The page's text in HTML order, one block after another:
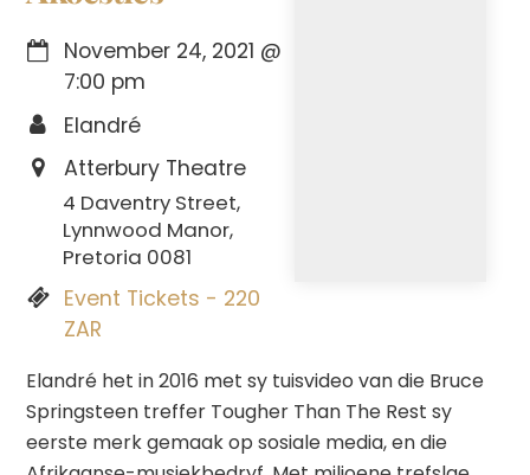
November 24, 2021 @
7:00 pm
Elandré
Atterbury Theatre
4 Daventry Street,
Lynnwood Manor,
Pretoria 0081
Event Tickets - 220
ZAR
Elandré het in 2016 met sy tuisvideo van die Bruce
Springsteen treffer Tougher Than The Rest sy
eerste merk gemaak op sosiale media, en die